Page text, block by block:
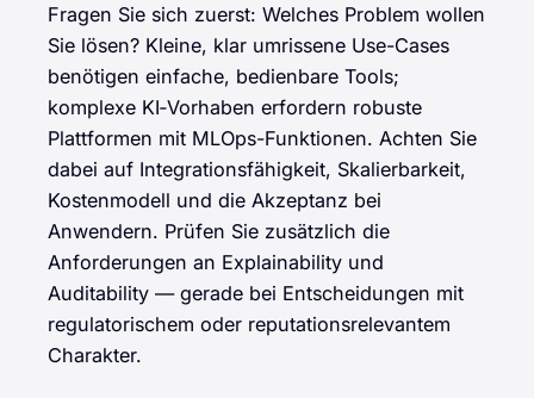
Fragen Sie sich zuerst: Welches Problem wollen
Sie lösen? Kleine, klar umrissene Use-Cases
benötigen einfache, bedienbare Tools;
komplexe KI‑Vorhaben erfordern robuste
Plattformen mit MLOps-Funktionen. Achten Sie
dabei auf Integrationsfähigkeit, Skalierbarkeit,
Kostenmodell und die Akzeptanz bei
Anwendern. Prüfen Sie zusätzlich die
Anforderungen an Explainability und
Auditability — gerade bei Entscheidungen mit
regulatorischem oder reputationsrelevantem
Charakter.